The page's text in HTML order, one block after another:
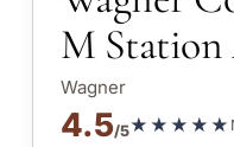
M Station
Wagner
4.5/5★★★★★